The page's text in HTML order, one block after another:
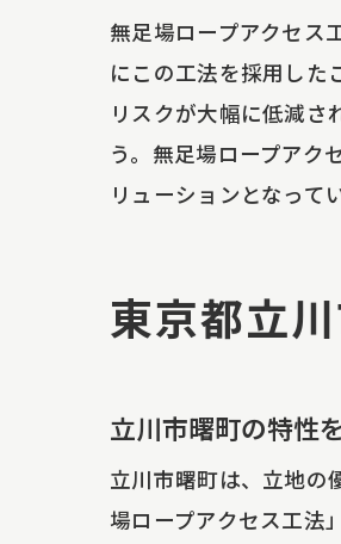
無足場ロープアクセス
にこの工法を採用した
リスクが大幅に低減さ
う。無足場ロープアク
リューションとなって
東京都立
立川市曙町の特性
立川市曙町は、立地の
場ロープアクセス工法